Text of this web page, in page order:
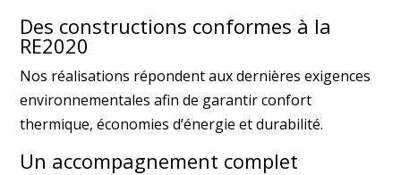
Des constructions conformes à la
RE2020
Nos réalisations répondent aux dernières exigences
environnementales afin de garantir confort
thermique, économies d’énergie et durabilité.
Un accompagnement complet